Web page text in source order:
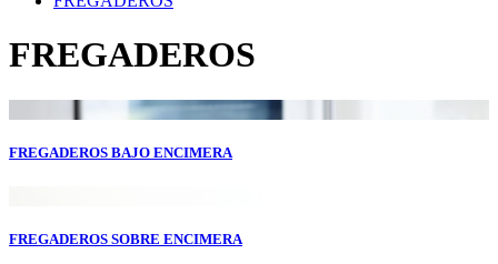
FREGADEROS
FREGADEROS BAJO ENCIMERA
FREGADEROS SOBRE ENCIMERA